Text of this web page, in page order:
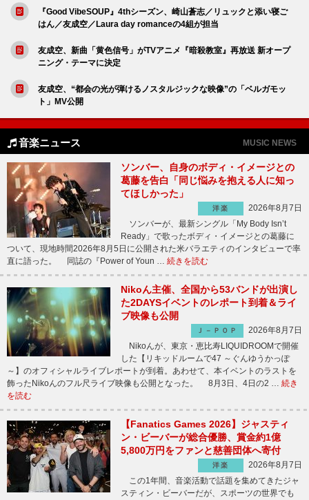
『Good VibeSOUP』4thシーズン、崎山蒼志／リュックと添い寝ご
はん／友成空／Laura day romanceの4組が担当
友成空、新曲「黄色信号」がTVアニメ『暗殺教室』再放送 新オープ
ニング・テーマに決定
友成空、“都会の光が弾けるノスタルジックな映像”の「ベルガモッ
ト」MV公開
音楽ニュース MUSIC NEWS
ソンバー、自身のボディ・イメージとの
葛藤を告白「同じ悩みを抱える人に知っ
てほしかった」
洋楽
2026年8月7日
ソンバーが、最新シングル「My Body Isn’t
Ready」で歌ったボディ・イメージとの葛藤に
ついて、現地時間2026年8月5日に公開された米バラエティのインタビューで率
直に語った。 同誌の『Power of Youn … 続きを読む
Nikoん主催、全国から53バンドが出演し
た2DAYSイベントのレポート到着＆ライ
ブ映像も公開
Ｊ－ＰＯＰ
2026年8月7日
Nikoんが、東京・恵比寿LIQUIDROOMで開催
した【リキッドルームで47 ～ぐんゆうかっぽ
～】のオフィシャルライブレポートが到着。あわせて、本イベントのラストを
飾ったNikoんのフル尺ライブ映像も公開となった。 8月3日、4日の2 … 続き
を読む
【Fanatics Games 2026】ジャスティ
ン・ビーバーが総合優勝、賞金約1億
5,800万円をファンと慈善団体へ寄付
洋楽
2026年8月7日
この1年間、音楽活動で話題を集めてきたジャ
スティン・ビーバーだが、スポーツの世界でも